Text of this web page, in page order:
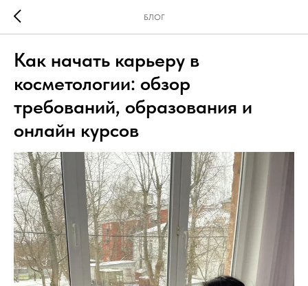
БЛОГ
Как начать карьеру в
косметологии: обзор
требований, образования и
онлайн курсов